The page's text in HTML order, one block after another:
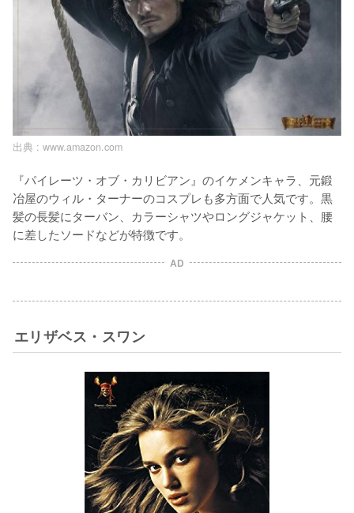
出典 : www.amazon.com
『パイレーツ・オブ・カリビアン』のイケメンキャラ、元鍛
冶屋のウィル・ターナーのコスプレも多方面で人気です。黒
髪の長髪にターバン、カラーシャツやロングジャケット、腰
に差したソードなどが特徴です。
AD
エリザベス・スワン